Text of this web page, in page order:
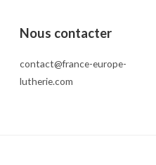
Nous contacter
contact@france-europe-
lutherie.com